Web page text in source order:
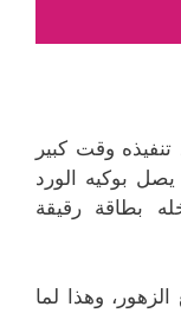
وقت كبير
بوكيه الورد
بطاقة رقيقة
وهذا لما